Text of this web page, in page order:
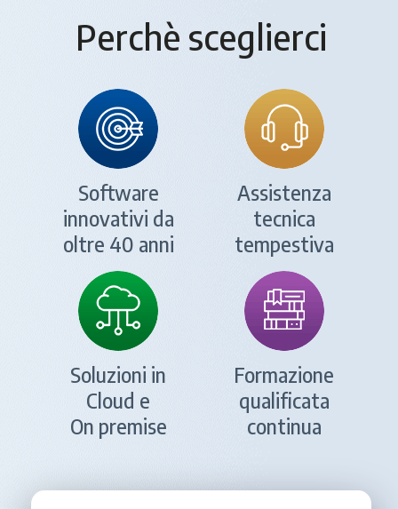
Perchè sceglierci
Software
innovativi da
oltre 40 anni
Assistenza
tecnica
tempestiva
Soluzioni in
Cloud e
On premise
Formazione
qualificata
continua